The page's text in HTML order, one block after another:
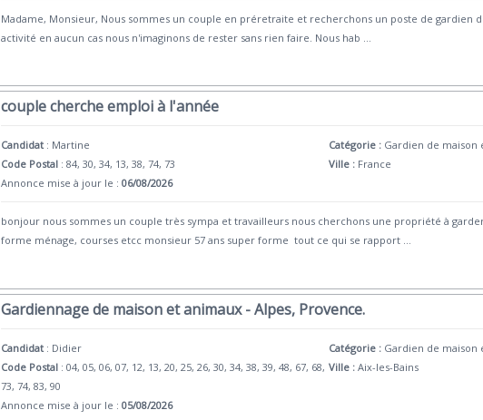
Madame, Monsieur, Nous sommes un couple en préretraite et recherchons un poste de gardien
activité en aucun cas nous n'imaginons de rester sans rien faire. Nous hab
couple cherche emploi à l'année
Candidat : Martine
Code Postal : 84, 30, 34, 13, 38, 74, 73
Annonce mise à jour le :06/08/2026
Catégorie : Gardien de maison
Ville : France
bonjour nous sommes un couple très sympa et travailleurs nous cherchons une propriété à
forme ménage, courses etcc monsieur 57 ans super forme tout ce qui se rapport ...
Gardiennage de maison et animaux - Alpes, Provence.
Candidat : Didier
Code Postal : 04, 05, 06, 07, 12, 13, 20, 25, 26, 30, 34, 38, 39, 48, 67, 68,
73, 74, 83, 90
Annonce mise à jour le :05/08/2026
Catégorie : Gardien de maison
Ville : Aix-les-Bains